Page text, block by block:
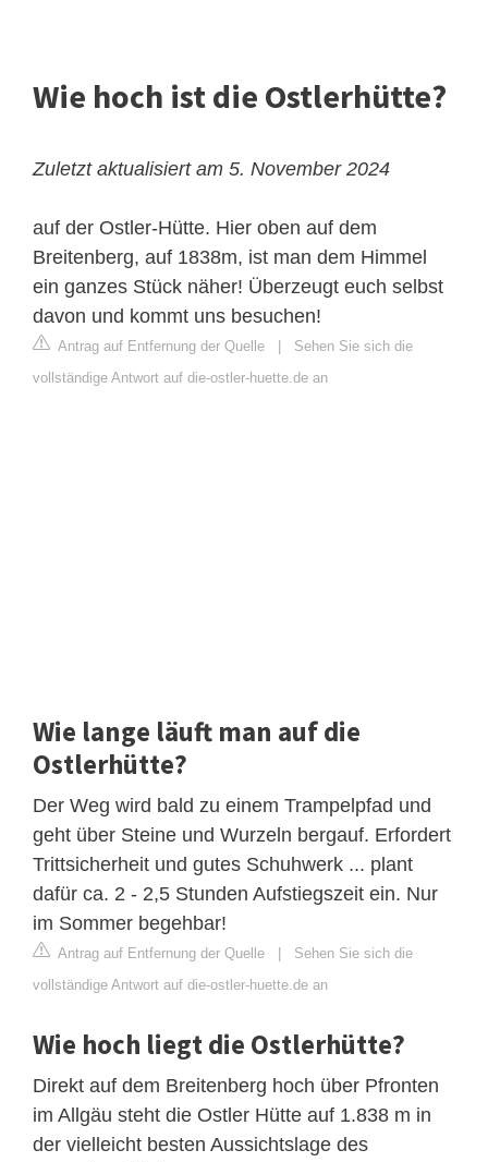
Wie hoch ist die Ostlerhütte?
Zuletzt aktualisiert am 5. November 2024
auf der Ostler-Hütte. Hier oben auf dem
Breitenberg, auf 1838m, ist man dem Himmel
ein ganzes Stück näher! Überzeugt euch selbst
davon und kommt uns besuchen!
Antrag auf Entfernung der Quelle
Sehen Sie sich die
vollständige Antwort auf die-ostler-huette.de an
Wie lange läuft man auf die
Ostlerhütte?
Der Weg wird bald zu einem Trampelpfad und
geht über Steine und Wurzeln bergauf. Erfordert
Trittsicherheit und gutes Schuhwerk ... plant
dafür ca. 2 - 2,5 Stunden Aufstiegszeit ein. Nur
im Sommer begehbar!
Antrag auf Entfernung der Quelle
Sehen Sie sich die
vollständige Antwort auf die-ostler-huette.de an
Wie hoch liegt die Ostlerhütte?
Direkt auf dem Breitenberg hoch über Pfronten
im Allgäu steht die Ostler Hütte auf 1.838 m in
der vielleicht besten Aussichtslage des